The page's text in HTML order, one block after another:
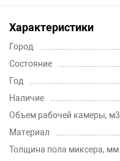
Характеристики
Город
Состояние
Год
Наличие
Объем рабочей камеры, м3
Материал
Толщина пола миксера, мм